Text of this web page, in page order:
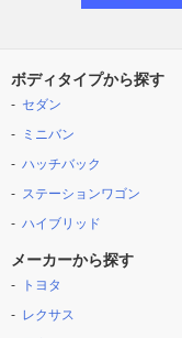
ボディタイプから探す
セダン
ミニバン
ハッチバック
ステーションワゴン
ハイブリッド
メーカーから探す
トヨタ
レクサス